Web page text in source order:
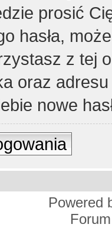
prosić
hasła,
z tej
oraz
nowe
Powered